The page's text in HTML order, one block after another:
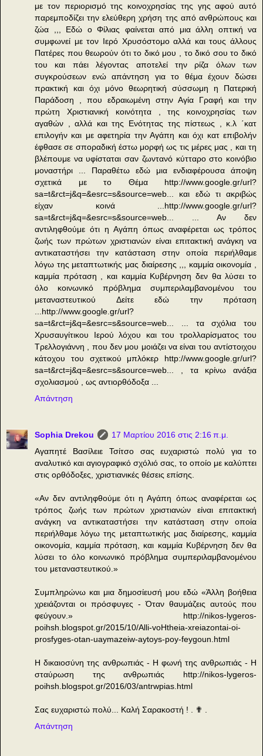
με τον περιορισμό της κοινοχρησίας της γης αφού αυτό
παρεμποδίζει την ελεύθερη χρήση της από ανθρώπους και
ζώα ,,, Εδώ ο Φίλιας φαίνεται από μια άλλη οπτική να
συμφωνεί με τον Ιερό Χρυσόστομο αλλά και τους άλλους
Πατέρες που θεωρούν ότι το δικό μου , το δικό σου το δικό
του και πάει λέγοντας αποτελεί την ρίζα όλων των
συγκρούσεων ενώ απάντηση για το θέμα έχουν δώσει
πρακτική και όχι μόνο θεωρητική σύσσωμη η Πατερική
Παράδοση , που εδραιωμένη στην Αγία Γραφή και την
πρώτη Χριστιανική κοινότητα , της κοινοχρησίας των
αγαθών , αλλά και της Ενότητας της πίστεως , κ.λ ΄κατ
επιλογήν και με αφετηρία την Αγάπη και όχι κατ επιβολήν
έφθασε σε σποραδική έστω μορφή ως τις μέρες μας , και τη
βλέπουμε να υφίσταται σαν ζωντανό κύτταρο στο κοινόβιο
μοναστήρι ... Παραθέτω εδώ μια ενδιαφέρουσα άποψη
σχετικά με το Θέμα http://www.google.gr/url?
sa=t&rct=j&q=&esrc=s&source=web... και εδώ τι ακριβώς
είχαν κοινά ...http://www.google.gr/url?
sa=t&rct=j&q=&esrc=s&source=web... ... Αν δεν
αντιληφθούμε ότι η Αγάπη όπως αναφέρεται ως τρόπος
ζωής των πρώτων χριστιανών είναι επιτακτική ανάγκη να
αντικαταστήσει την κατάσταση στην οποία περιήλθαμε
λόγω της μεταπτωτικής μας διαίρεσης ,,, καμμία οικονομία ,
καμμία πρόταση , και καμμία Κυβέρνηση δεν θα λύσει το
όλο κοινωνικό πρόβλημα συμπεριλαμβανομένου του
μεταναστευτικού Δείτε εδώ την πρόταση
...http://www.google.gr/url?
sa=t&rct=j&q=&esrc=s&source=web... ... τα σχόλια του
Χρυσαυγίτικου Ιερού λόχου και του τρολλαρίσματος του
Τρελλογιάννη , που δεν μου μοιάζει να είναι του αντίστοιχου
κάτοχου του σχετικού μπλόκερ http://www.google.gr/url?
sa=t&rct=j&q=&esrc=s&source=web... , τα κρίνω ανάξια
σχολιασμού , ως αντιορθόδοξα ...
Απάντηση
Sophia Drekou
17 Μαρτίου 2016 στις 2:16 π.μ.
Αγαπητέ Βασίλειε Τσίτσο σας ευχαριστώ πολύ για το
αναλυτικό και αγιογραφικό σχόλιό σας, το οποίο με καλύπτει
στις ορθόδοξες, χριστιανικές θέσεις επίσης.
«Αν δεν αντιληφθούμε ότι η Αγάπη όπως αναφέρεται ως
τρόπος ζωής των πρώτων χριστιανών είναι επιτακτική
ανάγκη να αντικαταστήσει την κατάσταση στην οποία
περιήλθαμε λόγω της μεταπτωτικής μας διαίρεσης, καμμία
οικονομία, καμμία πρόταση, και καμμία Κυβέρνηση δεν θα
λύσει το όλο κοινωνικό πρόβλημα συμπεριλαμβανομένου
του μεταναστευτικού.»
Συμπληρώνω και μια δημοσίευσή μου εδώ «Άλλη βοήθεια
χρειάζονται οι πρόσφυγες - Όταν θαυμάζεις αυτούς που
φεύγουν.» http://nikos-lygeros-
poihsh.blogspot.gr/2015/10/Alli-voHtheia-xreiazontai-oi-
prosfyges-otan-uaymazeiw-aytoys-poy-feygoun.html
Η δικαιοσύνη της ανθρωπιάς - Η φωνή της ανθρωπιάς - Η
σταύρωση της ανθρωπιάς http://nikos-lygeros-
poihsh.blogspot.gr/2016/03/antrwpias.html
Σας ευχαριστώ πολύ... Καλή Σαρακοστή ! . ✟ .
Απάντηση